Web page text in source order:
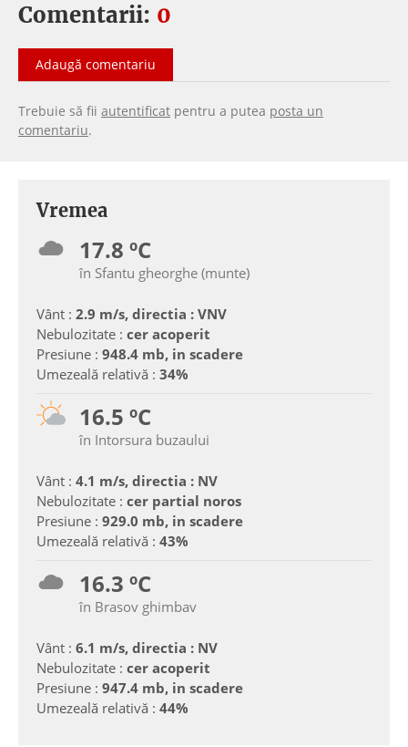
Comentarii: 0
Adaugă comentariu
Trebuie să fii autentificat pentru a putea posta un
comentariu.
Vremea
17.8 ºC
în Sfantu gheorghe (munte)
Vânt : 2.9 m/s, directia : VNV
Nebulozitate : cer acoperit
Presiune : 948.4 mb, in scadere
Umezeală relativă : 34%
16.5 ºC
în Intorsura buzaului
Vânt : 4.1 m/s, directia : NV
Nebulozitate : cer partial noros
Presiune : 929.0 mb, in scadere
Umezeală relativă : 43%
16.3 ºC
în Brasov ghimbav
Vânt : 6.1 m/s, directia : NV
Nebulozitate : cer acoperit
Presiune : 947.4 mb, in scadere
Umezeală relativă : 44%